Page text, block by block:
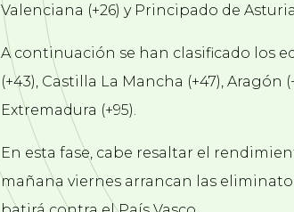
Valenciana (+26) y Principado de
A continuación se han clasificado los
(+43), Castilla La Mancha (+47), Aragón
Extremadura (+95).
En esta fase, cabe resaltar el
mañana viernes arrancan las